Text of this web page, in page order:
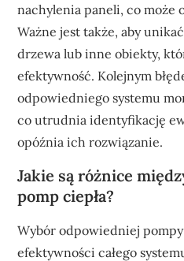
nachylenia paneli, co może
Ważne jest także, aby
drzewa lub inne obiekty,
efektywność. Kolejnym
odpowiedniego systemu
co utrudnia identyfikację
opóźnia ich rozwiązanie.
Jakie są różnice
pomp ciepła?
Wybór odpowiedniej
efektywności całego